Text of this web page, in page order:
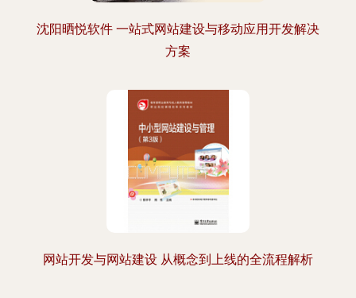
沈阳晒悦软件 一站式网站建设与移动应用开发解决
方案
网站开发与网站建设 从概念到上线的全流程解析